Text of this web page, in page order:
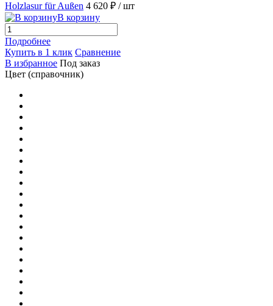
Holzlasur für Außen 4 620 ₽ / шт
В корзину
Подробнее
Купить в 1 клик Сравнение
В избранное Под заказ
Цвет (справочник)